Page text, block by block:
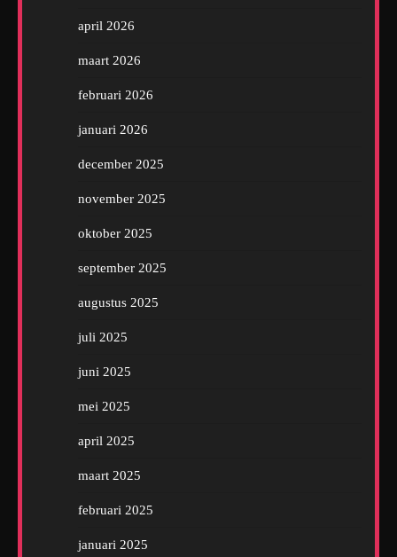
april 2026
maart 2026
februari 2026
januari 2026
december 2025
november 2025
oktober 2025
september 2025
augustus 2025
juli 2025
juni 2025
mei 2025
april 2025
maart 2025
februari 2025
januari 2025